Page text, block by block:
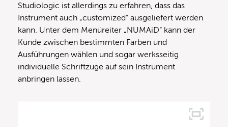
Studiologic ist allerdings zu erfahren, dass das
Instrument auch „customized“ ausgeliefert werden
kann. Unter dem Menüreiter „NUMAiD“ kann der
Kunde zwischen bestimmten Farben und
Ausführungen wählen und sogar werksseitig
individuelle Schriftzüge auf sein Instrument
anbringen lassen.